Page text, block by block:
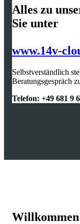
Alles zu
Sie unter
www.14v-
Selbstverständlich
Beratungsgespräch
Telefon: +49 681 9
Willkommen